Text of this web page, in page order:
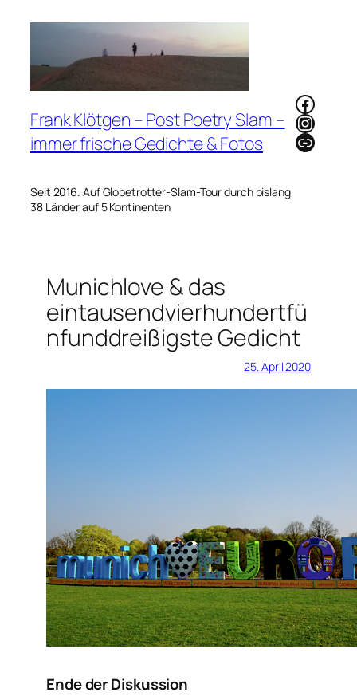
Frank Klötgen – Post Poetry Slam –
immer frische Gedichte & Fotos
Seit 2016. Auf Globetrotter-Slam-Tour durch bislang
38 Länder auf 5 Kontinenten
Link
Munichlove & das
eintausendvierhundertfü
nfunddreißigste Gedicht
25. April 2020
Ende der Diskussion